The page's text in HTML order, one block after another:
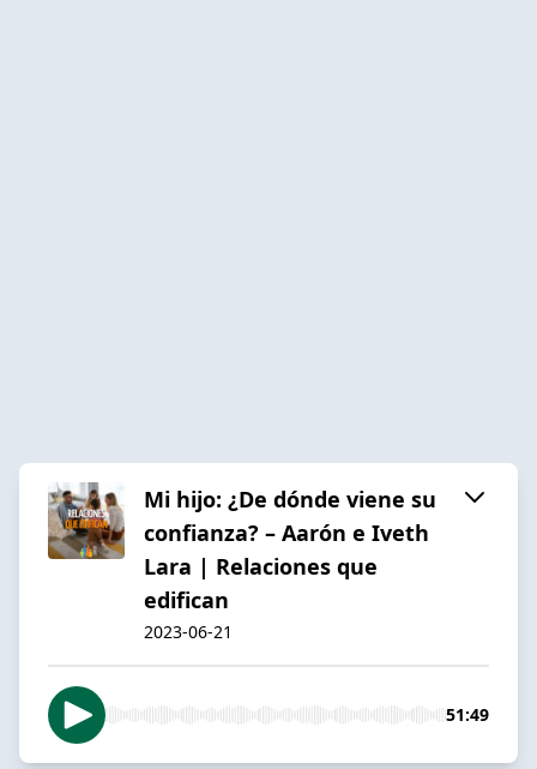
Mi hijo: ¿De dónde viene su
confianza? – Aarón e Iveth
Lara | Relaciones que
edifican
2023-06-21
51:49